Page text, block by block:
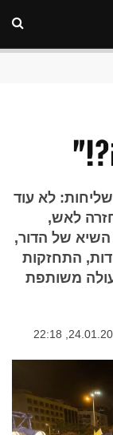
לא עוד
לאש,
השיא של הדור,
התחזקות
משותפת